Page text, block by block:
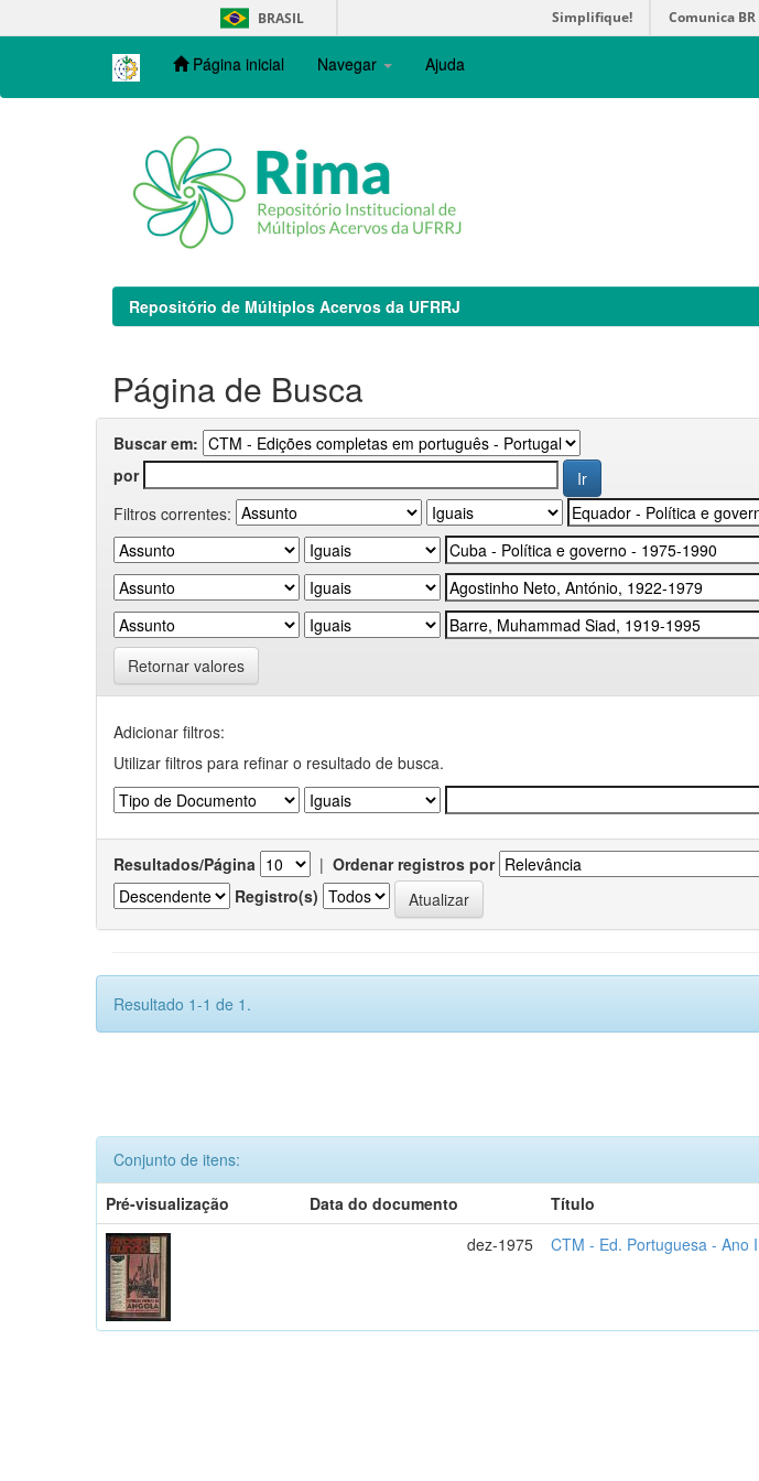
navigation
BRASIL Simplifique! Comunica BR
Página inicial Navegar Ajuda
Repositório de Múltiplos Acervos da UFRRJ
Página de Busca
Buscar em:
por
Filtros correntes:
Retornar valores
Adicionar filtros:
Utilizar filtros para refinar o resultado de busca.
Resultados/Página | Ordenar registros por
Registro(s)
Resultado 1-1 de 1.
Conjunto de itens:
Pré-visualização
Data do documento Título
dez-1975
CTM - Ed. Portuguesa - Ano I